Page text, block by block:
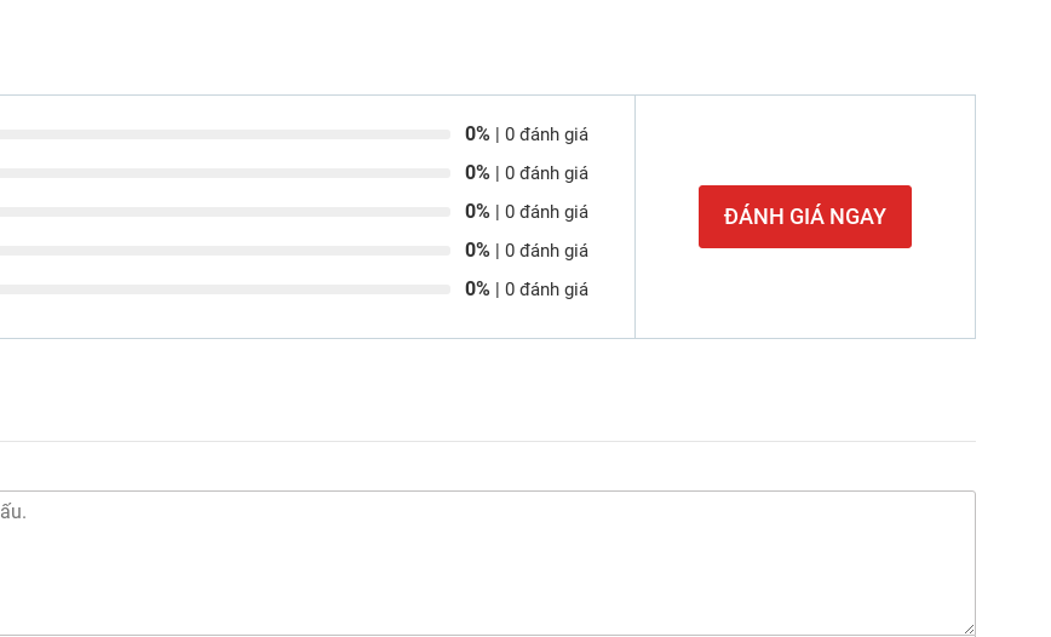
0% | 0 đánh giá
0% | 0 đánh giá
0% | 0 đánh giá
0% | 0 đánh giá
0% | 0 đánh giá
ĐÁNH GIÁ NGAY